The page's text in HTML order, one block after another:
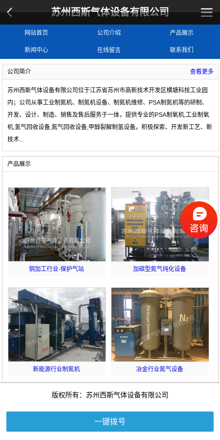
苏州西斯气体设备有限公司
网站首页 公司介绍 产品展示
新闻中心 在线留言 联系我们
查看更多
公司简介
苏州西斯气体设备有限公司位于江苏省苏州市高新技术开发区横塘科技工业园
内；公司从事工业制氮机、制氮机设备、制氮机维修、PSA制氮机等的研制、
开发、设计、制造、销售及售后服务于一体，提供专业的PSA制氧机,工业制氧
机,氢气回收设备,氮气回收设备,甲醇裂解制氢设备。积极探索、开发新工艺、新
技术...
产品展示
铜加工行业-保护气站 加碳型氮气纯化设备
新能源行业制氮机 冶金行业氮气设备
版权所有：苏州西斯气体设备有限公司
一键拨号